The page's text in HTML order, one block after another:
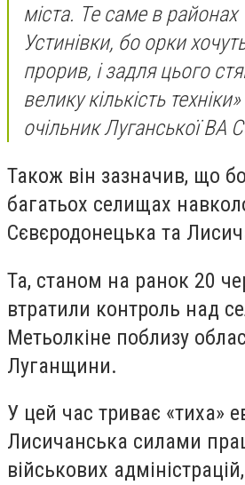
міста. Те саме в районах
Устинівки, бо орки
прорив, і задля цього
велику кількість
очільник Луганської ВА
Також він зазначив, що
багатьох селищах
Сєвєродонецька та
Та, станом на ранок 20
втратили контроль над
Метьолкіне поблизу
Луганщини.
У цей час триває «тиха»
Лисичанська силами
військових